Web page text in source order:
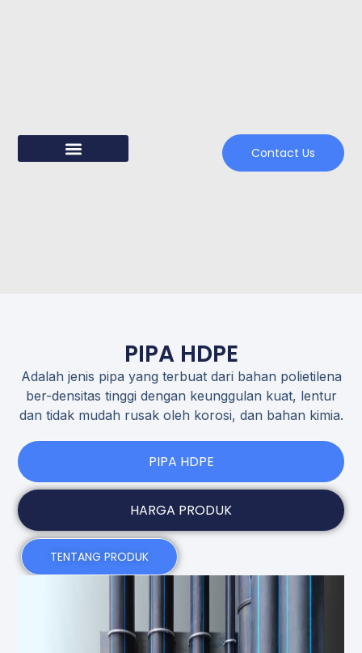
Contact Us
PIPA HDPE
Adalah jenis pipa yang terbuat dari bahan polietilena
ber-densitas tinggi dengan keunggulan kuat, lentur
dan tidak mudah rusak oleh korosi, dan bahan kimia.
PIPA HDPE
HARGA PRODUK
TENTANG PRODUK